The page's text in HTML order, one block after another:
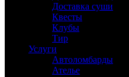
Доставка суши
Квесты
Клубы
Тир
Услуги
Автоломбарды
Ателье